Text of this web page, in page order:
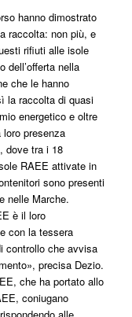
hanno dimostrato
raccolta: non più, e
rifiuti alle isole
dell’offerta nella
che le hanno
la raccolta di quasi
energetico e oltre
presenza
dove tra i 18
RAEE attivate in
sono presenti
nelle Marche.
è il loro
con la tessera
controllo che avvisa
precisa Dezio.
che ha portato allo
coniugano